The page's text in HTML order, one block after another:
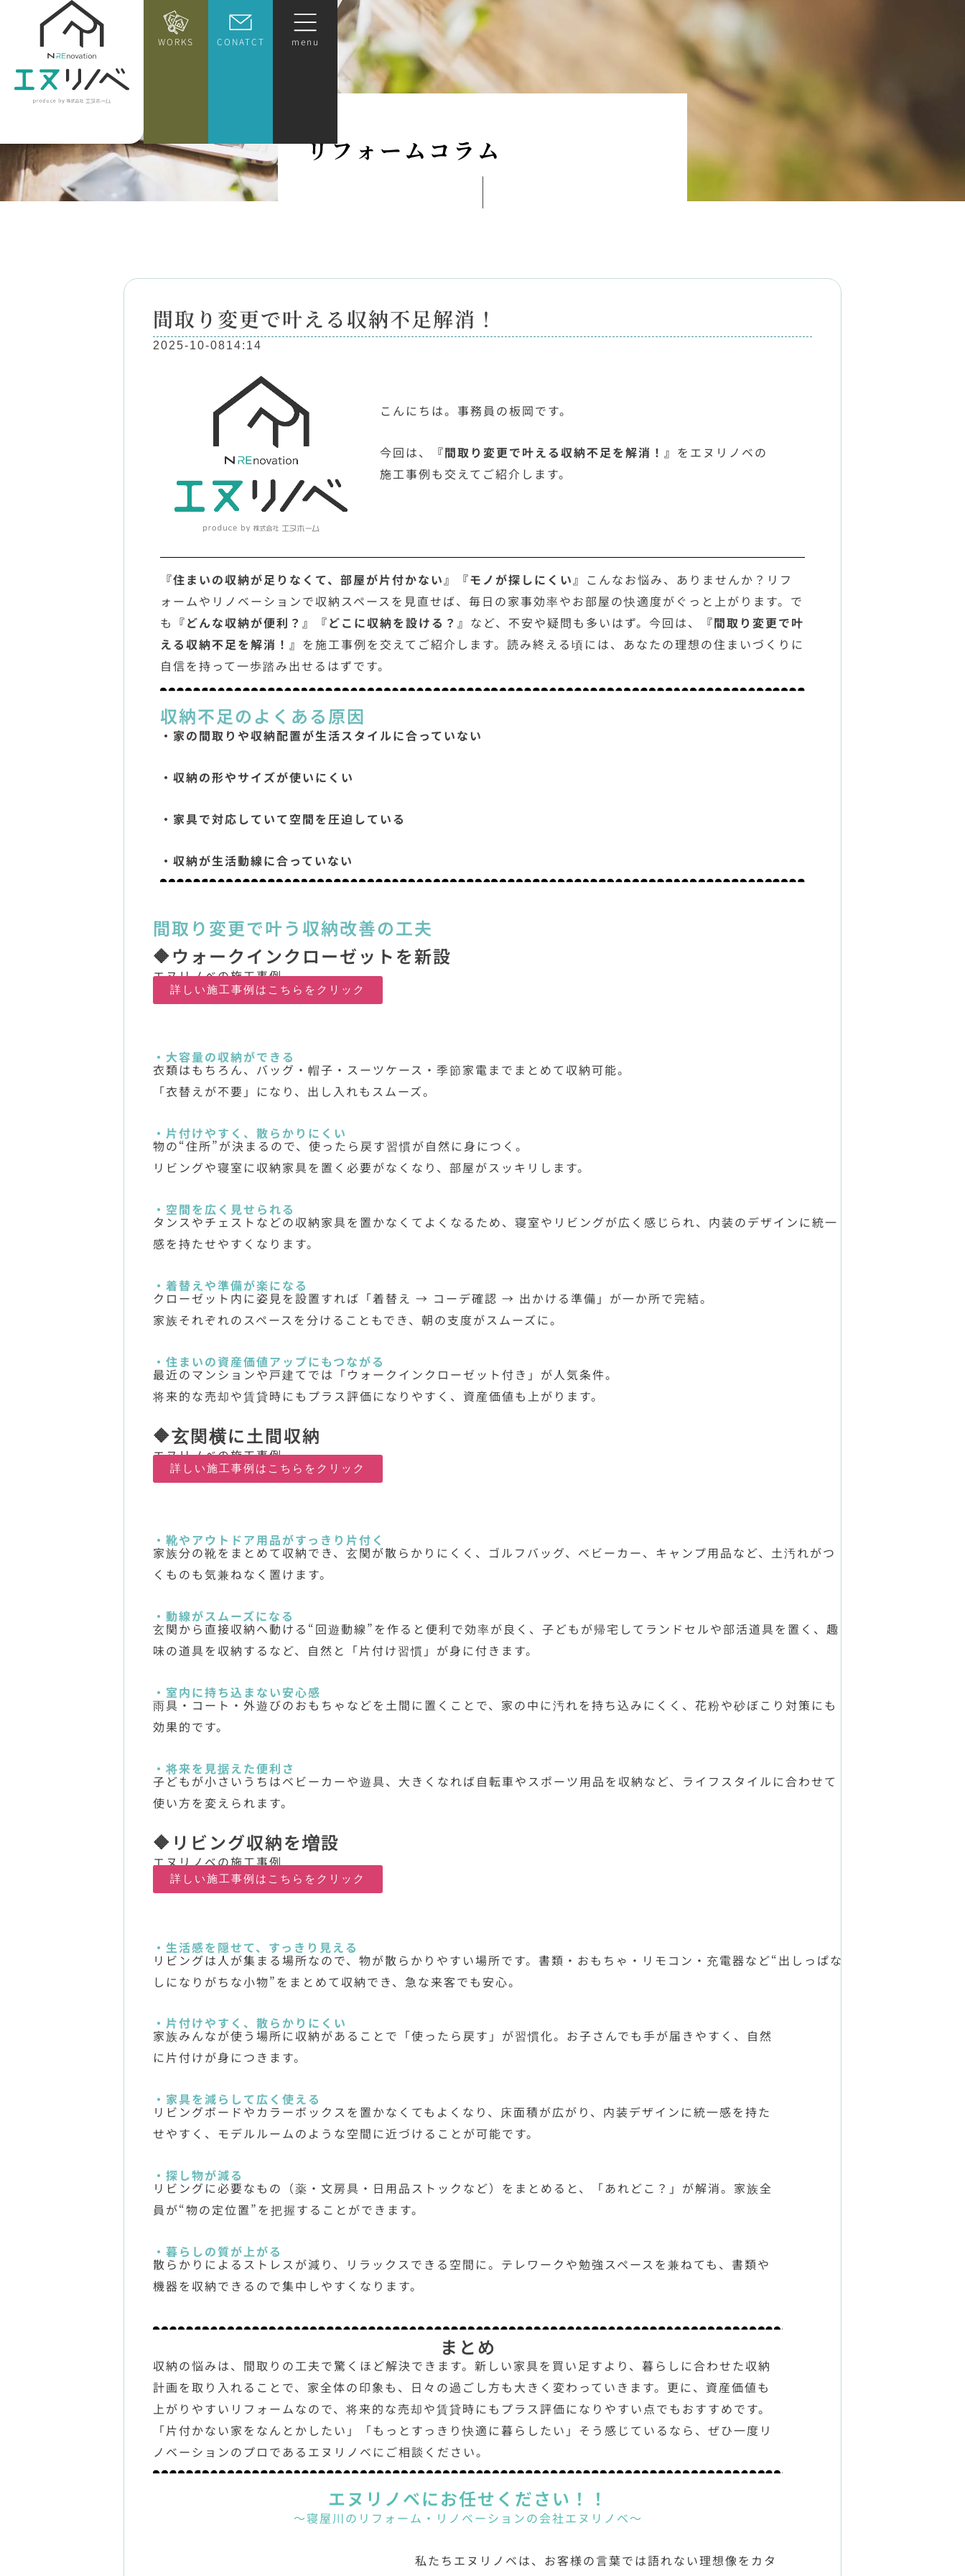
WORKS CONATCT menu
リフ ォ ー ム コ ラ ム
間取り変更で叶える収納不足解消！
2025-10-0814:14
こんにちは。事務員の板岡です。
今回は、 『間取り変更で叶える収納不足を解消！』 をエヌリノベの
施工事例も交えて ご紹介します。
『住まいの収納が足りなくて、部屋が片付かない』『モノが探しにくい』 こんなお悩み、ありませんか？リフ
ォームやリノベーションで収納スペースを見直せば、毎日の家事効率やお部屋の快適度がぐっと上がります。で
も 『どんな収納が便利？』『どこに収納を設ける？』 など、不安や疑問も多いはず。今回は、
『間取り変更で叶
える収納不足を解消！』 を施工事例を交えてご紹介します。読み終える頃には、あなたの理想の住まいづくりに
自信を持って一歩踏み出せるはずです。
収納不足のよくある原因
・家の間取りや収納配置が生活スタイルに合っていない
・収納の形やサイズが使いにくい
・家具で対応していて空間を圧迫している
・収納が生活動線に合っていない
間取り変更で叶う収納改善の工夫
🔶ウォークインクローゼットを新設
エヌリノベの施工事例
詳しい施工事例はこちらをクリック
・大容量の収納ができる
衣類はもちろん、バッグ・帽子・スーツケース・季節家電までまとめて収納可能。
「衣替えが不要」になり、出し入れもスムーズ。
・片付けやすく、散らかりにくい
物の“住所”が決まるので、使ったら戻す習慣が自然に身につく。
リビングや寝室に収納家具を置く必要がなくなり、部屋がスッキリします。
・空間を広く見せられる
タンスやチェストなどの収納家具を置かなくてよくなるため、寝室やリビングが広く感じられ、内装のデザインに統一
感を持たせやすくなります。
・着替えや準備が楽になる
クローゼット内に姿見を設置すれば「着替え → コーデ確認 → 出かける準備」が一か所で完結。
家族それぞれのスペースを分けることもでき、朝の支度がスムーズに。
・住まいの資産価値アップにもつながる
最近のマンションや戸建てでは「ウォークインクローゼット付き」が人気条件。
将来的な売却や賃貸時にもプラス評価になりやすく、資産価値も上がります。
🔶玄関横に土間収納
エヌリノベの施工事例
詳しい施工事例はこちらをクリック
・靴やアウトドア用品がすっきり片付く
家族分の靴をまとめて収納でき、玄関が散らかりにくく、ゴルフバッグ、ベビーカー、キャンプ用品など、土汚れがつ
くものも気兼ねなく置けます。
・動線がスムーズになる
玄関から直接収納へ動ける“回遊動線”を作ると便利で効率が良く、子どもが帰宅してランドセルや部活道具を置く、趣
味の道具を収納するなど、自然と「片付け習慣」が身に付きます。
・室内に持ち込まない安心感
雨具・コート・外遊びのおもちゃなどを土間に置くことで、家の中に汚れを持ち込みにくく、花粉や砂ぼこり対策にも
効果的です。
・将来を見据えた便利さ
子どもが小さいうちはベビーカーや遊具、大きくなれば自転車やスポーツ用品を収納など、ライフスタイルに合わせて
使い方を変えられます。
🔶リビング収納を増設
エヌリノベの施工事例
詳しい施工事例はこちらをクリック
・生活感を隠せて、すっきり見える
リビングは人が集まる場所なので、物が散らかりやすい場所です。書類・おもちゃ・リモコン・充電器など“出しっぱな
しになりがちな小物”をまとめて収納でき、急な来客でも安心。
・片付けやすく、散らかりにくい
家族みんなが使う場所に収納があることで「使ったら戻す」が習慣化。お子さんでも手が届きやすく、自然
に片付けが身につきます。
・家具を減らして広く使える
リビングボードやカラーボックスを置かなくてもよくなり、床面積が広がり、内装デザインに統一感を持た
せやすく、モデルルームのような空間に近づけることが可能です。
・探し物が減る
リビングに必要なもの（薬・文房具・日用品ストックなど）をまとめると、「あれどこ？」が解消。家族全
員が“物の定位置”を把握することができます。
・暮らしの質が上がる
散らかりによるストレスが減り、リラックスできる空間に。テレワークや勉強スペースを兼ねても、書類や
機器を収納できるので集中しやすくなります。
まとめ
収納の悩みは、間取りの工夫で驚くほど解決できます。新しい家具を買い足すより、暮らしに合わせた収納
計画を取り入れることで、家全体の印象も、日々の過ごし方も大きく変わっていきます。更に、資産価値も
上がりやすいリフォームなので、将来的な売却や賃貸時にもプラス評価になりやすい点でもおすすめです。
「片付かない家をなんとかしたい」「もっとすっきり快適に暮らしたい」そう感じているなら、ぜひ一度リ
ノベーションのプロであるエヌリノベにご相談ください。
エヌリノベにお任せください！！
～寝屋川のリフォーム・リノベーションの会社エヌリノベ～
私たちエヌリノベは、お客様の言葉では語れない理想像をカタ